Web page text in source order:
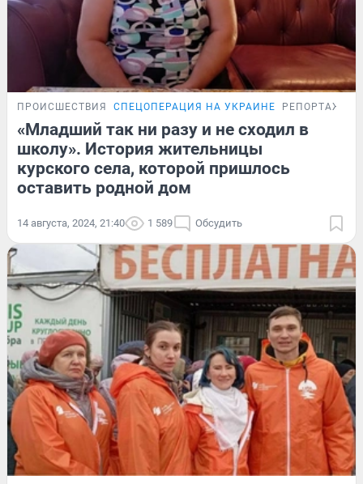
ПРОИСШЕСТВИЯ СПЕЦОПЕРАЦИЯ НА УКРАИНЕ РЕПОРТАЖ
«Младший так ни разу и не сходил в
школу». История жительницы
курского села, которой пришлось
оставить родной дом
14 августа, 2024, 21:40 1 589 Обсудить